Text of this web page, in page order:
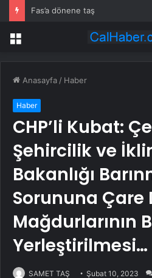
Fas’a dönene taş
Menü
Anasayfa / Haber
Haber
CHP’li Kubat:
Şehircilik ve
Bakanlığı
Sorununa Çare
Mağdurlarının
Yerleştirilmesi…
SAMET TAŞ Şubat 10, 2023